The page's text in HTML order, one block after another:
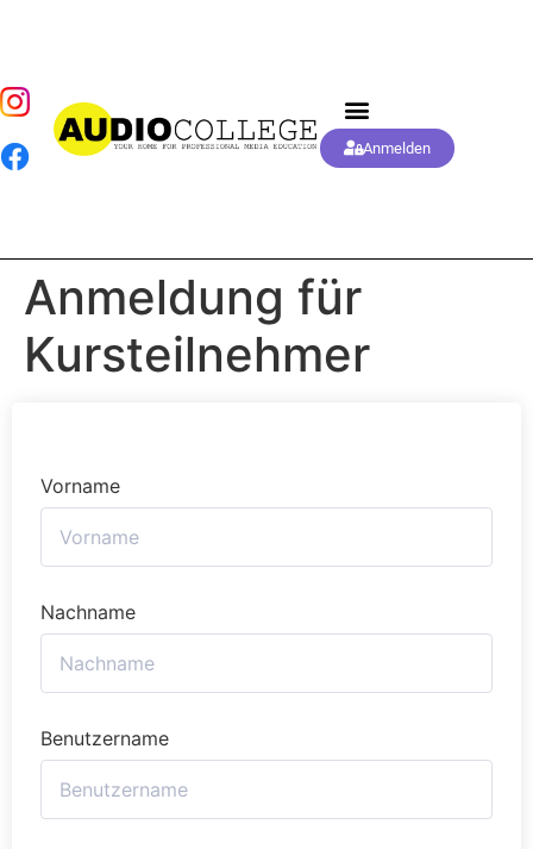
Anmelden
Anmeldung für
Kursteilnehmer
Vorname
Nachname
Benutzername